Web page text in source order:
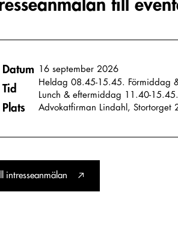
till
Datum 16 september 2026
Tid
Heldag 08.45-15.45. Förmiddag
Lunch & eftermiddag 11.40-15.45.
Plats Advokatfirman Lindahl, Stortorget
intresseanmälan